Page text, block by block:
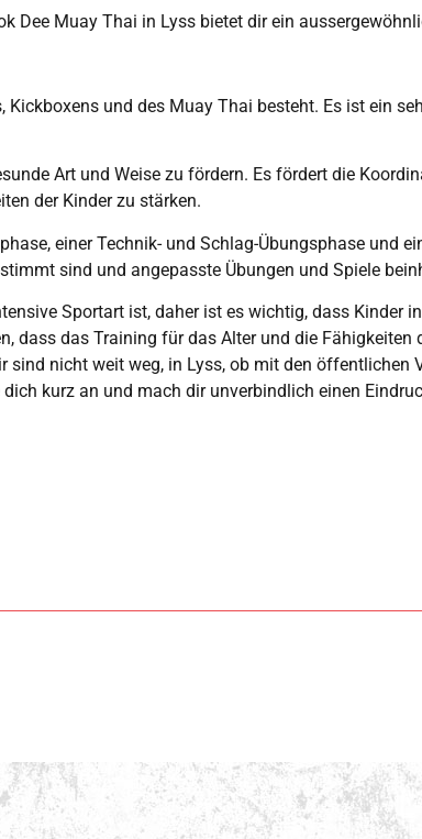
Dee Muay Thai in Lyss bietet dir ein
und des Muay Thai besteht. Es ist ein
Art und Weise zu fördern. Es fördert die
der Kinder zu stärken.
einer Technik- und Schlag-Übungsphase und
sind und angepasste Übungen und Spiele
Sportart ist, daher ist es wichtig, dass Kinder
dass das Training für das Alter und die Fähigkeiten
sind nicht weit weg, in Lyss, ob mit den
kurz an und mach dir unverbindlich einen